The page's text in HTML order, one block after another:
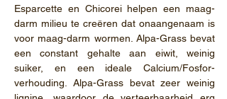
Esparcette en Chicorei helpen een maag-
darm milieu te creëren dat onaangenaam is
voor maag-darm wormen. Alpa-Grass bevat
een constant gehalte aan eiwit, weinig
suiker, en een ideale Calcium/Fosfor-
verhouding. Alpa-Grass bevat zeer weinig